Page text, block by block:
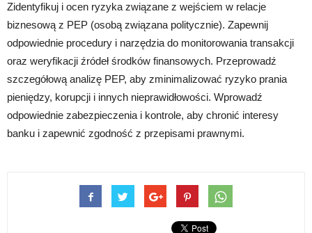
Zidentyfikuj i ocen ryzyka związane z wejściem w relacje
biznesową z PEP (osobą związana politycznie). Zapewnij
odpowiednie procedury i narzędzia do monitorowania transakcji
oraz weryfikacji źródeł środków finansowych. Przeprowadź
szczegółową analizę PEP, aby zminimalizować ryzyko prania
pieniędzy, korupcji i innych nieprawidłowości. Wprowadź
odpowiednie zabezpieczenia i kontrole, aby chronić interesy
banku i zapewnić zgodność z przepisami prawnymi.